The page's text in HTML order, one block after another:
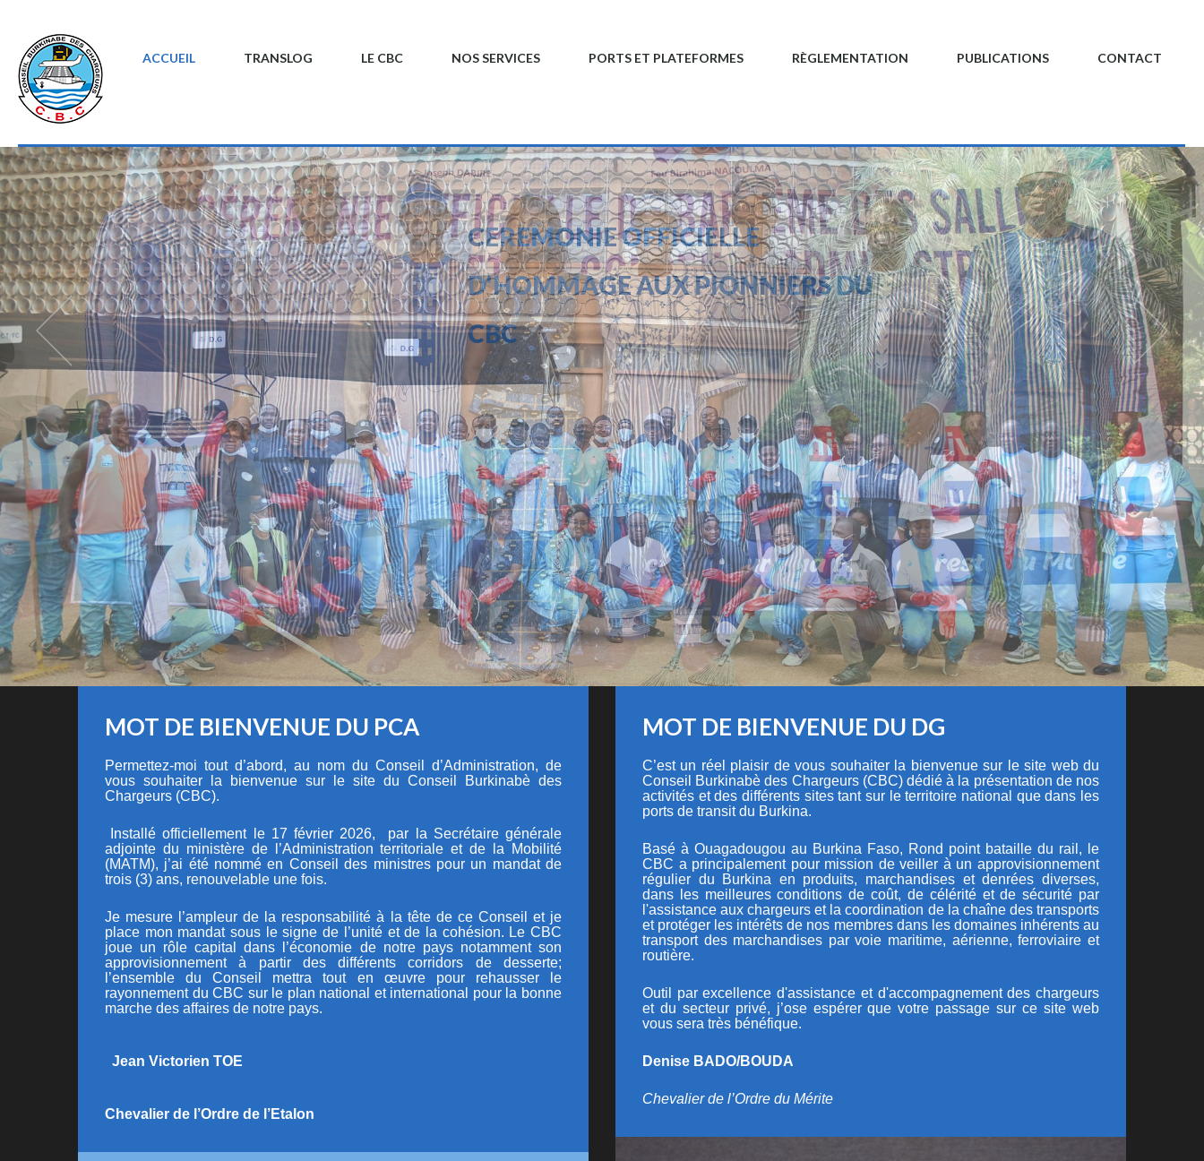
ACCUEIL TRANSLOG LE CBC NOS SERVICES PORTS ET PLATEFORMES RÈGLEMENTATION PUBLICATIONS CONTACT
PATRIOTIQUE ET
CITOYENNE AU
MOT DE BIENVENUE DU PCA
Permettez-moi tout d’abord, au nom du Conseil d’Administration, de
vous souhaiter la bienvenue sur le site du Conseil Burkinabè des
Chargeurs (CBC).
Installé officiellement le 17 février 2026, par l a Secrétaire générale
adjointe du ministère de l’Administration territoriale et de la Mobilité
(MATM), j’ai été nommé en Conseil des ministres pour un mandat de
trois (3) ans, renouvelable une fois.
Je mesure l’ampleur de la responsabilité à la tête de ce Conseil et je
place mon mandat sous le signe de l’unité et de la cohésion. Le CBC
joue un rôle capital dans l’économie de notre pays notamment son
approvisionnement à partir des différents corridors de desserte;
l’ensemble du Conseil mettra tout en œuvre pour rehausser le
rayonnement du CBC sur le plan national et international pour la bonne
marche des affaires de notre pays.
Jean Victorien TOE
Chevalier de l’Ordre de l’Etalon
MOT DE BIENVENUE DU DG
C’est un réel plaisir de vous souhaiter la bienvenue sur le site web du
Conseil Burkinabè des Chargeurs (CBC) dédié à la présentation de nos
activités et des différents sites tant sur le territoire national que dans les
ports de transit du Burkina.
Basé à Ouagadougou au Burkina Faso, Rond point bataille du rail, le
CBC a principalement pour mission de veiller à un approvisionnement
régulier du Burkina en produits, marchandises et denrées diverses,
dans les meilleures conditions de coût, de célérité et de sécurité par
l'assistance aux chargeurs et la coordination de la chaîne des transports
et protéger les intérêts de nos membres dans les domaines inhérents au
transport des marchandises par voie maritime, aérienne, ferroviaire et
routière.
Outil par excellence d'assistance et d'accompagnement des chargeurs
et du secteur privé, j’ose espérer que votre passage sur ce site web
vous sera très bénéfique.
Denise BADO/BOUDA
Chevalier de l’Ordre du Mérite